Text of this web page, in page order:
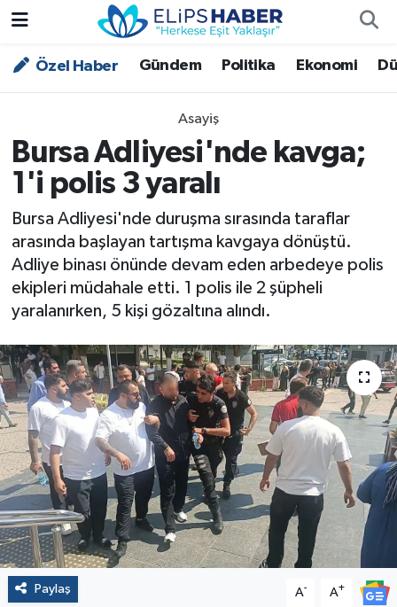
Özel Haber Gündem Politika Ekonomi
Asayiş
Bursa Adliyesi'nde kavga;
1'i polis 3 yaralı
Bursa Adliyesi'nde duruşma sırasında taraflar
arasında başlayan tartışma kavgaya dönüştü.
Adliye binası önünde devam eden arbedeye polis
ekipleri müdahale etti. 1 polis ile 2 şüpheli
yaralanırken, 5 kişi gözaltına alındı.
Paylaş A- A+
Özel Haber
Asayiş
Bilim - Teknoloji
Çevre - İklim
Dünya
Magazin
Politika
Sağlık
Spor
Yaşam
Nöbetçi Eczaneler
Trafik Durumu
Süper Lig Puan Durumu ve Fikstür
Tüm Manşetler
Son Dakika Haberleri